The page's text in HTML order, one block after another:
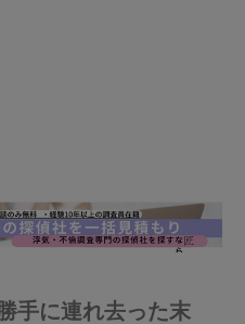
手に連れ去った末